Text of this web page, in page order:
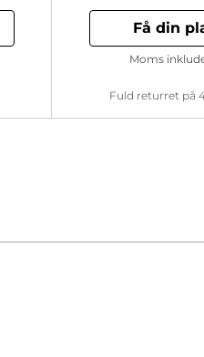
Få din
Fuld returret på
Moms